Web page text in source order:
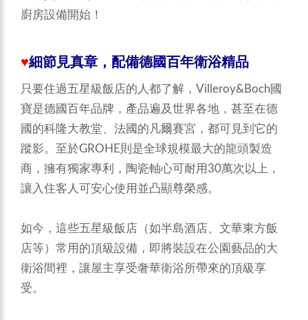
廚房設備開始！
♥細節見真章，配備德國百年衛浴精品
只要住過五星級飯店的人都了解，Villeroy&Boch國
寶是德國百年品牌，產品遍及世界各地，甚至在德
國的科隆大教堂、法國的凡爾賽宮，都可見到它的
蹤影。至於GROHE則是全球規模最大的龍頭製造
商，擁有獨家專利，陶瓷軸心可耐用30萬次以上，
讓入住客人可安心使用並凸顯尊榮感。
如今，這些五星級飯店（如半島酒店、文華東方飯
店等）常用的頂級設備，即將裝設在公園藝品的大
衛浴間裡，讓屋主享受奢華衛浴所帶來的頂級享
受。